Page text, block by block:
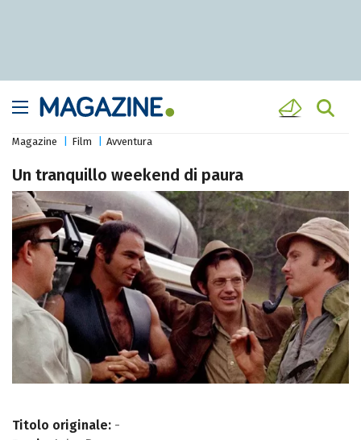
Magazine Film Avventura
Un tranquillo weekend di paura
Titolo originale: -